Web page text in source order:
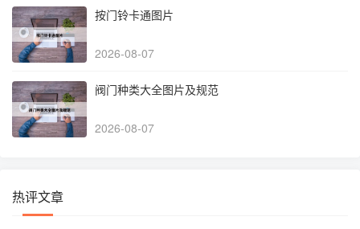
按门铃卡通图片
2026-08-07
阀门种类大全图片及规范
2026-08-07
热评文章